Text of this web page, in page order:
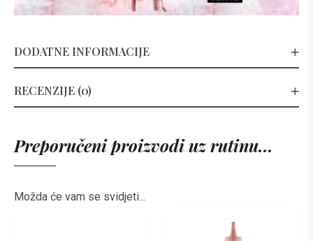
DODATNE INFORMACIJE
RECENZIJE (0)
Preporučeni proizvodi uz rutinu...
Možda će vam se svidjeti...